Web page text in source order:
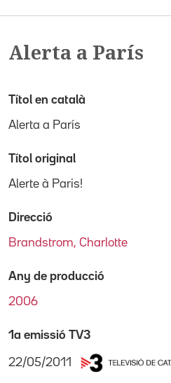
Alerta a París
Títol en català
Alerta a París
Títol original
Alerte à Paris!
Direcció
Brandstrom, Charlotte
Any de producció
2006
1a emissió TV3
22/05/2011